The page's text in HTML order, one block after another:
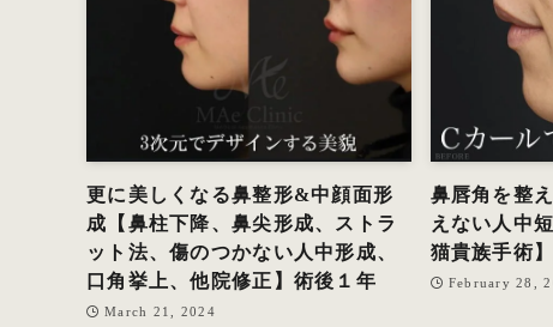
更に美しくなる鼻整形&中顔面形
成【鼻柱下降、鼻尖形成、ストラ
ット法、傷のつかない人中形成、
口角挙上、他院修正】術後１年
March 21, 2024
鼻唇角を整
えない人中
猫貴族手術
February 28,